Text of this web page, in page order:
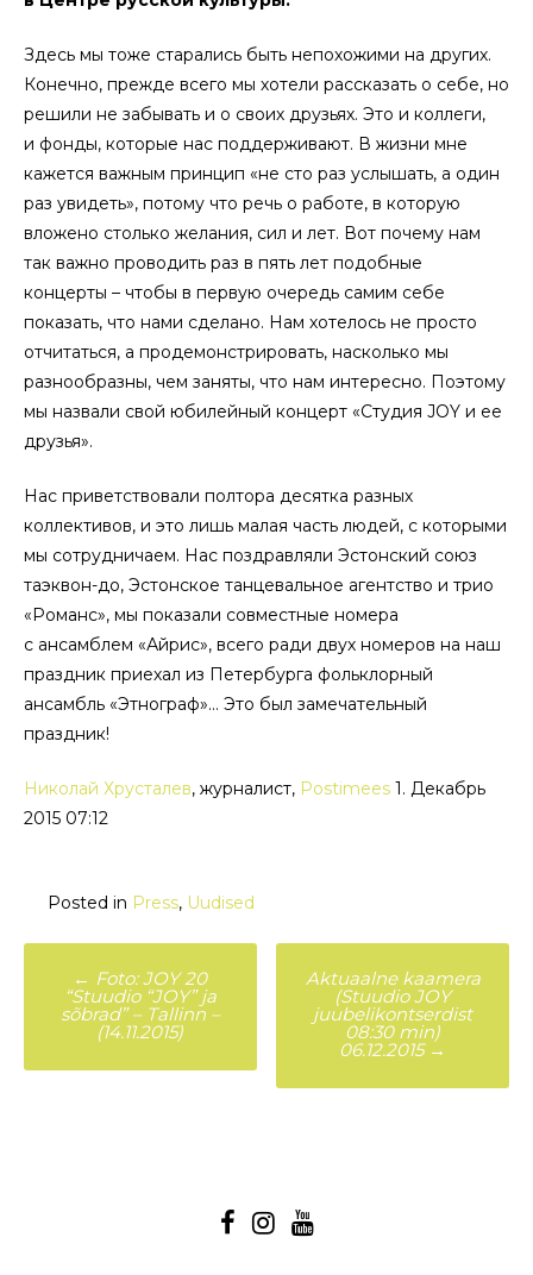
Здесь мы тоже старались быть непохожими на других.
Конечно, прежде всего мы хотели рассказать о себе, но
решили не забывать и о своих друзьях. Это и коллеги,
и фонды, которые нас поддерживают. В жизни мне
кажется важным принцип «не сто раз услышать, а один
раз увидеть», потому что речь о работе, в которую
вложено столько желания, сил и лет. Вот почему нам
так важно проводить раз в пять лет подобные
концерты – чтобы в первую очередь самим себе
показать, что нами сделано. Нам хотелось не просто
отчитаться, а продемонстрировать, насколько мы
разнообразны, чем заняты, что нам интересно. Поэтому
мы назвали свой юбилейный концерт «Студия JOY и ее
друзья».
Нас приветствовали полтора десятка разных
коллективов, и это лишь малая часть людей, с которыми
мы сотрудничаем. Нас поздравляли Эстонский союз
таэквон-до, Эстонское танцевальное агентство и трио
«Романс», мы показали совместные номера
с ансамблем «Айрис», всего ради двух номеров на наш
праздник приехал из Петербурга фольклорный
ансамбль «Этнограф»… Это был замечательный
праздник!
Николай Хрусталев, журналист, Postimees 1. Декабрь
2015 07:12
Posted in Press, Uudised
Post
navigation
← Foto: JOY 20
“Stuudio “JOY” ja
sõbrad” – Tallinn –
(14.11.2015)
Aktuaalne kaamera
(Stuudio JOY
juubelikontserdist
08:30 min)
06.12.2015 →